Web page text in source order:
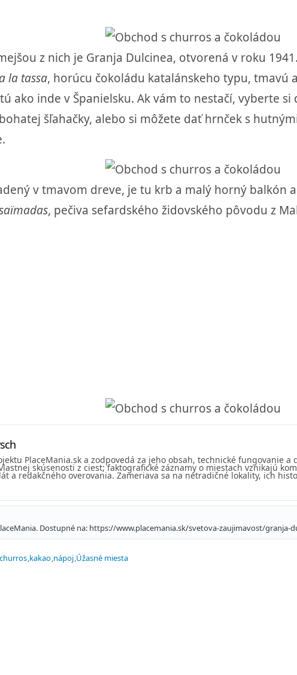
z nich je Granja Dulcinea, otvorená v roku
la tassa, horúcu čokoládu katalánskeho typu, tmavú
ako inde v Španielsku. Ak vám to nestačí, vyberte
šľahačky, alebo si môžete dať hrnček s
v tmavom dreve, je tu krb a malý horný balkón
, pečiva sefardského židovského pôvodu z
PlaceMania.sk a zodpovedá za jeho obsah, technické fungovanie a
skúsenosti z ciest; faktografické záznamy o miestach vznikajú
a redakčného overovania. Zameriava sa na netradičné lokality, ich
Dostupné na: https://www.placemania.sk/svetova-zaujimavost/granja-
churros kakao nápoj Úžasné miesta